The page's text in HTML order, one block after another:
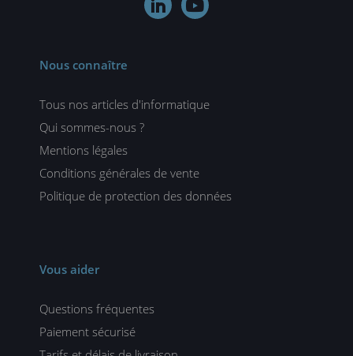
 
Nous connaître
Tous nos articles d'informatique
Qui sommes-nous ?
Mentions légales
Conditions générales de vente
Politique de protection des données
Vous aider
Questions fréquentes
Paiement sécurisé